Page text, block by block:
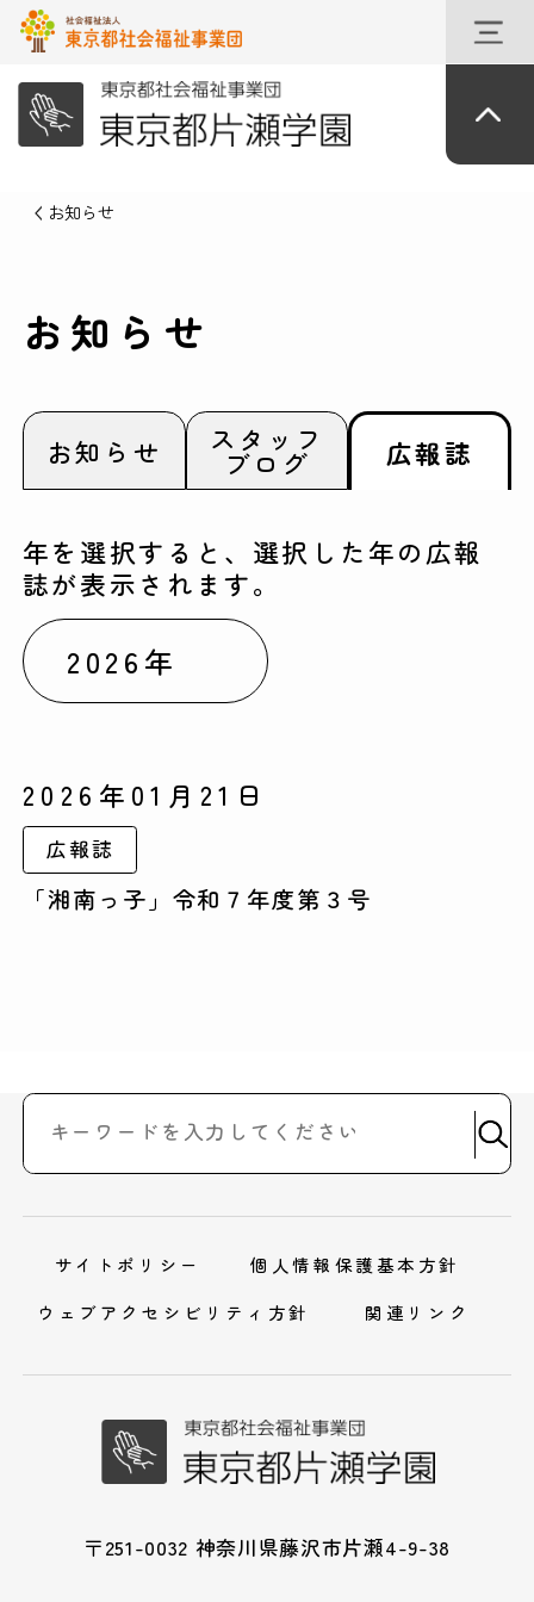
お知らせ
お知らせ
お知らせ スタッフ
ブログ 広報誌
年を選択すると、選択した年の広報
誌が表示されます。
2026年01月21日
広報誌
「湘南っ子」令和７年度第３号
サイトポリシー
個人情報保護基本方針
ウェブアクセシビリティ方針
関連リンク
〒251-0032 神奈川県藤沢市片瀬4-9-38